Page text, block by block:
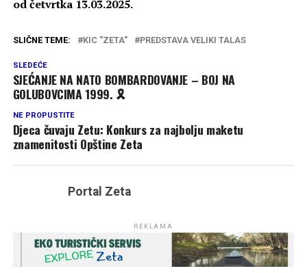
od četvrtka 13.03.2025.
SLIČNE TEME: KIC "ZETA" PREDSTAVA VELIKI TALAS
SLEDEĆE
SJEĆANJE NA NATO BOMBARDOVANJE – BOJ NA
GOLUBOVCIMA 1999. 🎗
NE PROPUSTITE
Djeca čuvaju Zetu: Konkurs za najbolju maketu
znamenitosti Opštine Zeta
Portal Zeta
REKLAMA